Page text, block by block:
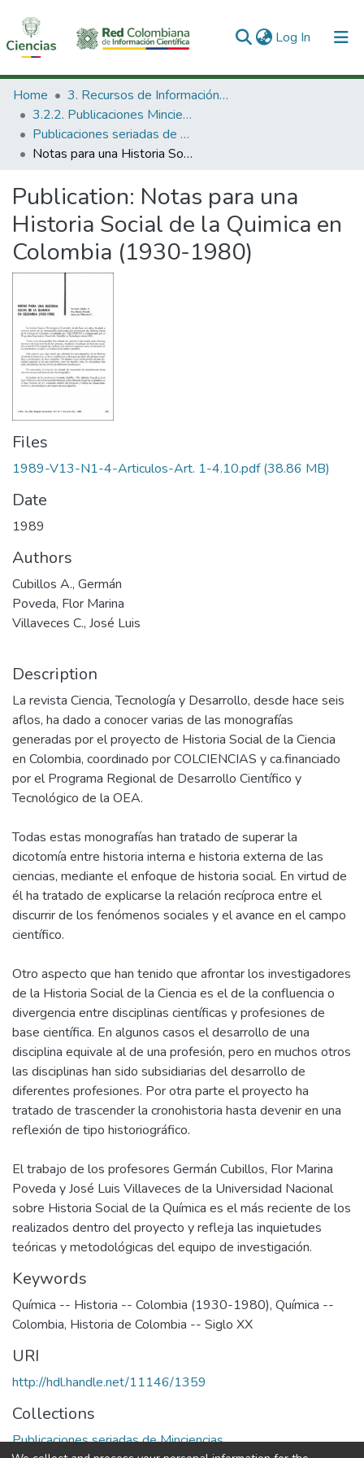
Log In (current)
Communities & Collections
All of DSpace
Statistics
Home
3. Recursos de Información Científica y Tecnológica
3.2.2. Publicaciones Minciencias
Publicaciones seriadas de Minciencias
Notas para una Historia Social de la Quimica en Colombia (1930-1980)
Publication: Notas para una
Historia Social de la Quimica en
Colombia (1930-1980)
Files
1989-V13-N1-4-Articulos-Art. 1-4.10.pdf(38.86 MB)
Date
1989
Authors
Cubillos A., Germán
Poveda, Flor Marina
Villaveces C., José Luis
Description
La revista Ciencia, Tecnología y Desarrollo, desde hace seis
aflos, ha dado a conocer varias de las monografías
generadas por el proyecto de Historia Social de la Ciencia
en Colombia, coordinado por COLCIENCIAS y ca.financiado
por el Programa Regional de Desarrollo Científico y
Tecnológico de la OEA.
Todas estas monografías han tratado de superar la
dicotomía entre historia interna e historia externa de las
ciencias, mediante el enfoque de historia social. En virtud de
él ha tratado de explicarse la relación recíproca entre el
discurrir de los fenómenos sociales y el avance en el campo
científico.
Otro aspecto que han tenido que afrontar los investigadores
de la Historia Social de la Ciencia es el de la confluencia o
divergencia entre disciplinas científicas y profesiones de
base científica. En algunos casos el desarrollo de una
disciplina equivale al de una profesión, pero en muchos otros
las disciplinas han sido subsidiarias del desarrollo de
diferentes profesiones. Por otra parte el proyecto ha
tratado de trascender la cronohistoria hasta devenir en una
reflexión de tipo historiográfico.
El trabajo de los profesores Germán Cubillos, Flor Marina
Poveda y José Luis Villaveces de la Universidad Nacional
sobre Historia Social de la Química es el más reciente de los
realizados dentro del proyecto y refleja las inquietudes
teóricas y metodológicas del equipo de investigación.
Keywords
Química -- Historia -- Colombia (1930-1980), Química --
Colombia, Historia de Colombia -- Siglo XX
URI
http://hdl.handle.net/11146/1359
Collections
Publicaciones seriadas de Minciencias